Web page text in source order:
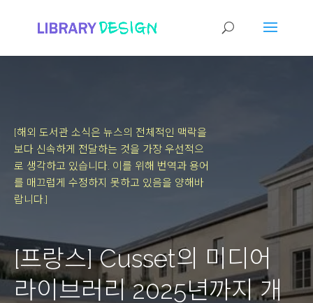
[해외 도서관 소식은 뉴스의 전체적인 맥락을
보다 신속하게 전달하는 것을 가장 우선적으
로 생각하고 있습니다. 이를 위해 번역과 용어
를 매끄럽게 수정하지 못하고 있음을 양해바
랍니다.]
[프랑스] Cusset의 미디어
라이브러리 2025년까지 개